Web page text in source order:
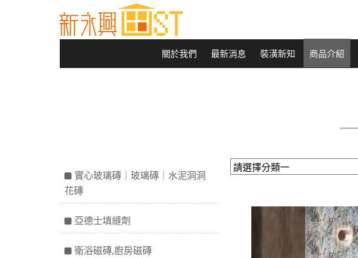
關於我們 最新消息 裝潢新知 商品介紹
實心玻璃磚｜玻璃磚｜水泥洞洞
花磚
亞德士填縫劑
衛浴磁磚,廚房磁磚